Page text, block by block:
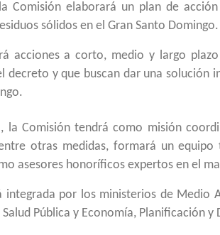
Comisión elaborará un plan de
sólidos en el Gran Santo Domingo.
acciones a corto, medio y largo
decreto y que buscan dar una solución
la Comisión tendrá como misión
otras medidas, formará un
asesores honoríficos expertos en el
integrada por los ministerios de Medio
Pública y Economía, Planificación y